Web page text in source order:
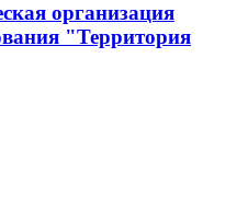
организация
"Территория